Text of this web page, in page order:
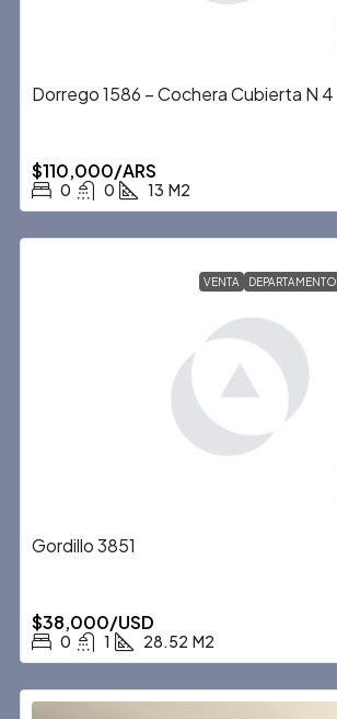
Dorrego 1586 – Cochera Cubierta N 4
$110,000/ARS
0 0 13 M2
VENTA DEPARTAMENTO
Gordillo 3851
$38,000/USD
0 1 28.52 M2